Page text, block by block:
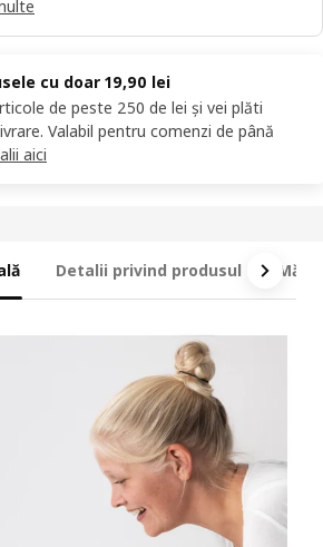
cu doar 19,90 lei
de peste 250 de lei și vei plăti
Valabil pentru comenzi de până
aici
Detalii privind produsul